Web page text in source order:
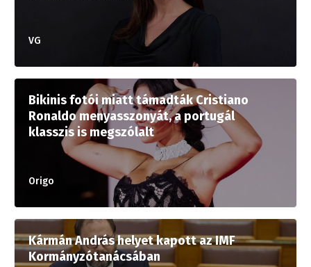
VG
Bikinis fotói miatt támadták Cristiano
Ronaldo menyasszonyát, a portugál
klasszis is megszólalt
Origo
Kármán András helyet kapott az IMF
Kormányzótanácsában